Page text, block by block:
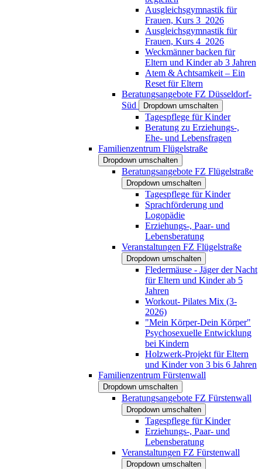
Ausgleichsgymnastik für
Frauen, Kurs 3_2026
Ausgleichsgymnastik für
Frauen, Kurs 4_2026
Weckmänner backen für
Eltern und Kinder ab 3 Jahren
Atem & Achtsamkeit – Ein
Reset für Eltern
Beratungsangebote FZ Düsseldorf-
Süd
Dropdown umschalten
Tagespflege für Kinder
Beratung zu Erziehungs-,
Ehe- und Lebensfragen
Familienzentrum Flügelstraße
Dropdown umschalten
Beratungsangebote FZ Flügelstraße
Dropdown umschalten
Tagespflege für Kinder
Sprachförderung und
Logopädie
Erziehungs-, Paar- und
Lebensberatung
Veranstaltungen FZ Flügelstraße
Dropdown umschalten
Fledermäuse - Jäger der Nacht
für Eltern und Kinder ab 5
Jahren
Workout- Pilates Mix (3-
2026)
"Mein Körper-Dein Körper"
Psychosexuelle Entwicklung
bei Kindern
Holzwerk-Projekt für Eltern
und Kinder von 3 bis 6 Jahren
Familienzentrum Fürstenwall
Dropdown umschalten
Beratungsangebote FZ Fürstenwall
Dropdown umschalten
Tagespflege für Kinder
Erziehungs-, Paar- und
Lebensberatung
Veranstaltungen FZ Fürstenwall
Dropdown umschalten